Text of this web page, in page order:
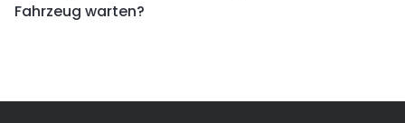
Fahrzeug warten?